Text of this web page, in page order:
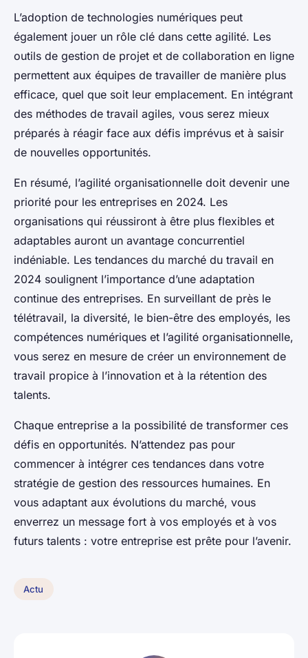
L’adoption de technologies numériques peut
également jouer un rôle clé dans cette agilité. Les
outils de gestion de projet et de collaboration en ligne
permettent aux équipes de travailler de manière plus
efficace, quel que soit leur emplacement. En intégrant
des méthodes de travail agiles, vous serez mieux
préparés à réagir face aux défis imprévus et à saisir
de nouvelles opportunités.
En résumé, l’agilité organisationnelle doit devenir une
priorité pour les entreprises en 2024. Les
organisations qui réussiront à être plus flexibles et
adaptables auront un avantage concurrentiel
indéniable. Les tendances du marché du travail en
2024 soulignent l’importance d’une adaptation
continue des entreprises. En surveillant de près le
télétravail, la diversité, le bien-être des employés, les
compétences numériques et l’agilité organisationnelle,
vous serez en mesure de créer un environnement de
travail propice à l’innovation et à la rétention des
talents.
Chaque entreprise a la possibilité de transformer ces
défis en opportunités. N’attendez pas pour
commencer à intégrer ces tendances dans votre
stratégie de gestion des ressources humaines. En
vous adaptant aux évolutions du marché, vous
enverrez un message fort à vos employés et à vos
futurs talents : votre entreprise est prête pour l’avenir.
Actu